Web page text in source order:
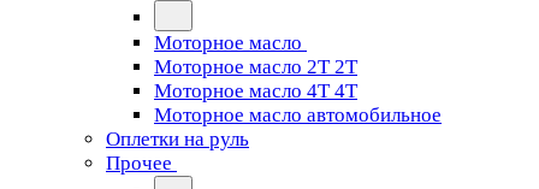
Моторное масло
Моторное масло 2Т 2T
Моторное масло 4Т 4T
Моторное масло автомобильное
Оплетки на руль
Прочее